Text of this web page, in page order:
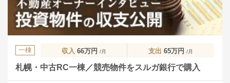
一棟 収入 66万円 /月 支出 65万円 /月
札幌・中古RC一棟／競売物件をスルガ銀行で購入